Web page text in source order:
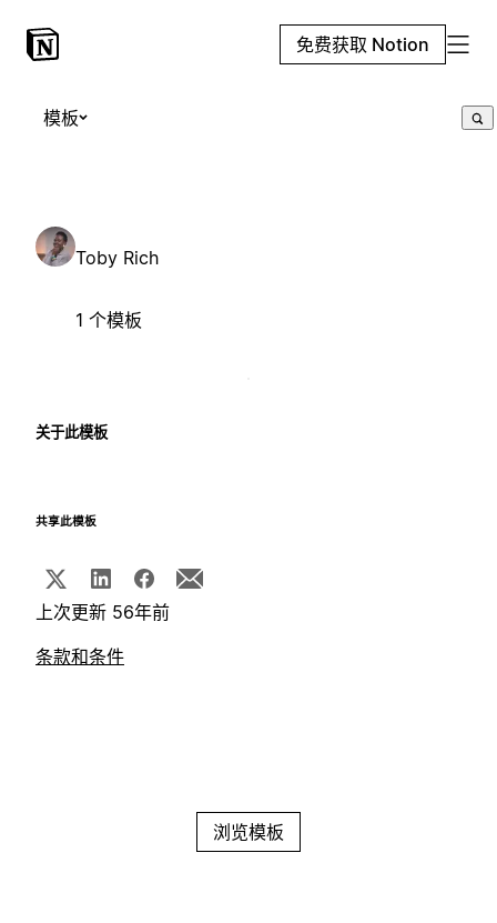
免费获取 Notion
模板
Toby Rich
1 个模板
关于此模板
共享此模板
上次更新 56年前
条款和条件
浏览模板